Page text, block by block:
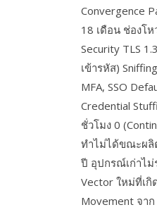
Convergence
18 เดือน ช่องโ
Security TLS
เข้ารหัส)
MFA, SSO
Credential
ชั่วโมง 0
ทำไม่ได้ขณะผลิ
ปี อุปกรณ์เก่าไม่
Vector ใหม่ที่เกิ
Movement จา